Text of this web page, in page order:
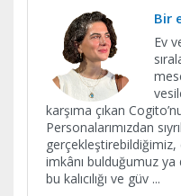
Bir
Ev
karşıma çıkan
Personalarımızdan
imkânı bulduğumuz ya
bu kalıcılığı ve güv ...